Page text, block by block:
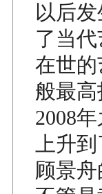
以后
了当
在世的
般最
2008
上升
顾景